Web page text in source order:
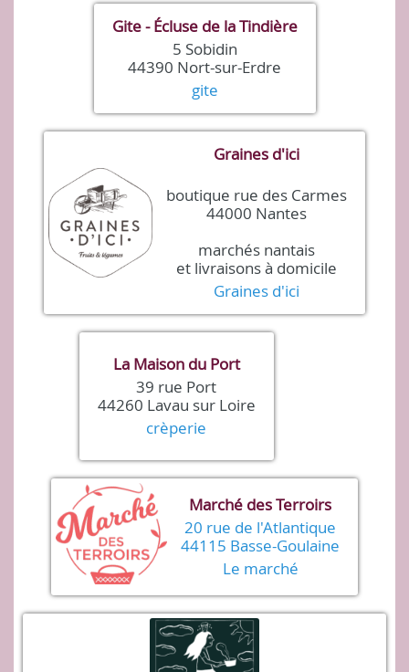
Gite - Écluse de la Tindière
5 Sobidin
44390 Nort-sur-Erdre
gite
Graines d'ici
boutique rue des Carmes
44000 Nantes
marchés nantais
et livraisons à domicile
Graines d'ici
La Maison du Port
39 rue Port
44260 Lavau sur Loire
crèperie
Marché des Terroirs
20 rue de l'Atlantique
44115 Basse-Goulaine
Le marché